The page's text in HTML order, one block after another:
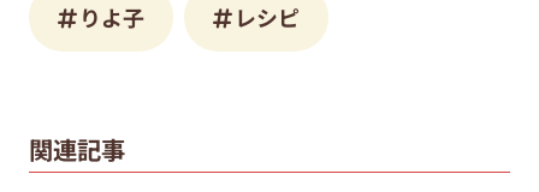
りよ子 レシピ
関連記事